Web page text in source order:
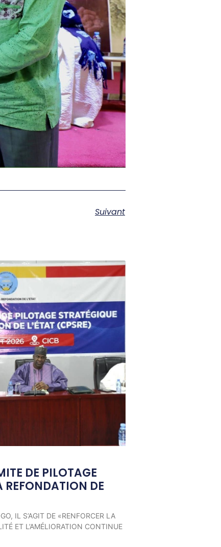
Suivant
DE PILOTAGE
REFONDATION DE
IL S’AGIT DE «RENFORCER LA
ET L’AMÉLIORATION CONTINUE